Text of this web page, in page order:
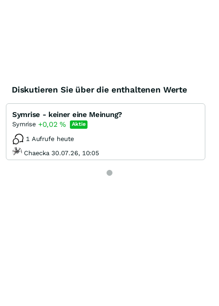
Diskutieren Sie über die enthaltenen Werte
Symrise - keiner eine Meinung?
Symrise +0,02% Aktie
1 Aufrufe heute
Chaecka 30.07.26, 10:05